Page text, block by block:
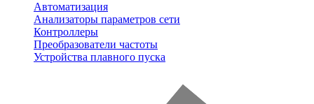
Автоматизация
Анализаторы параметров сети
Контроллеры
Преобразователи частоты
Устройства плавного пуска